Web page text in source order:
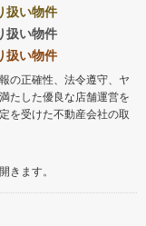
扱い物件
扱い物件
扱い物件
の正確性、法令遵守、ヤ
たした優良な店舗運営を
を受けた不動産会社の取
きます。